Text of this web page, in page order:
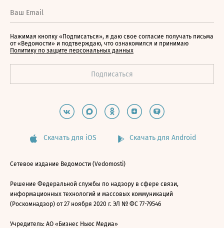
Нажимая кнопку «Подписаться», я даю свое согласие получать письма
от «Ведомости» и подтверждаю, что ознакомился и принимаю
Политику по защите персональных данных
Скачать для iOS Скачать для Android
Сетевое издание Ведомости (Vedomosti)
Решение Федеральной службы по надзору в сфере связи,
информационных технологий и массовых коммуникаций
(Роскомнадзор) от 27 ноября 2020 г. ЭЛ № ФС 77-79546
Учредитель: АО «Бизнес Ньюс Медиа»